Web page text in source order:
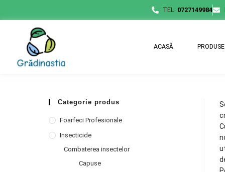
TEL. 0727149984
ACASĂ PRODUSE
Categorie produs
Foarfeci Profesionale
Insecticide
Combaterea insectelor
Capuse